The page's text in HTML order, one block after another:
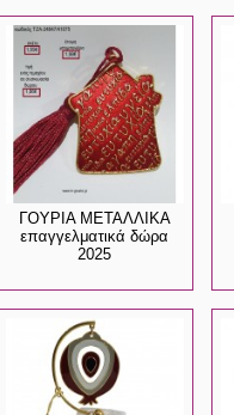
ΓΟΥΡΙΑ ΜΕΤΑΛΛΙΚΑ
επαγγελματικά δώρα
2025